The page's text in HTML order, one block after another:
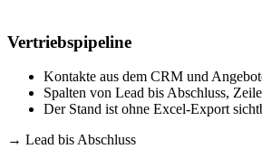
Vertriebspipeline
Kontakte aus dem CRM und
Spalten von Lead bis Abschluss,
Der Stand ist ohne Excel-Export
→ Lead bis Abschluss